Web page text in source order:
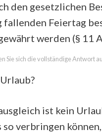
den gesetzlichen
fallenden Feiertag
werden (§ 11
Sie sich die vollständige Antwort
ist kein
verbringen